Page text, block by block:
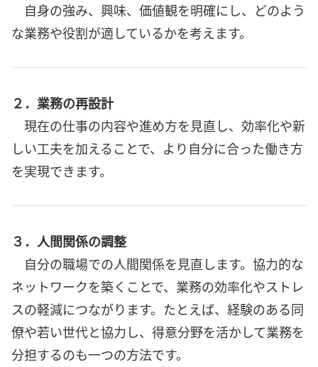
自身の強み、興味、価値観を明確にし、どのよう
な業務や役割が適しているかを考えます。
２．業務の再設計
現在の仕事の内容や進め方を見直し、効率化や新
しい工夫を加えることで、より自分に合った働き方
を実現できます。
３．人間関係の調整
自分の職場での人間関係を見直します。協力的な
ネットワークを築くことで、業務の効率化やストレ
スの軽減につながります。たとえば、経験のある同
僚や若い世代と協力し、得意分野を活かして業務を
分担するのも一つの方法です。